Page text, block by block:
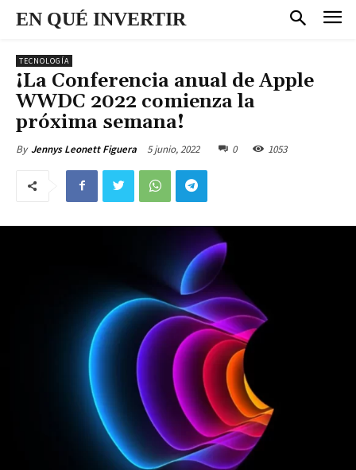
EN QUÉ INVERTIR
TECNOLOGÍA
¡La Conferencia anual de Apple
WWDC 2022 comienza la
próxima semana!
By Jennys Leonett Figuera 5 junio, 2022 0 1053